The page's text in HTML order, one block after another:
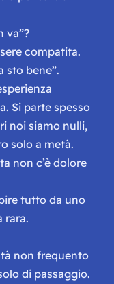
va”?
compatita.
sto bene”.
Si parte spesso
noi siamo nulli,
solo a metà.
non c’è dolore
tutto da uno
rara.
non frequento
di passaggio.